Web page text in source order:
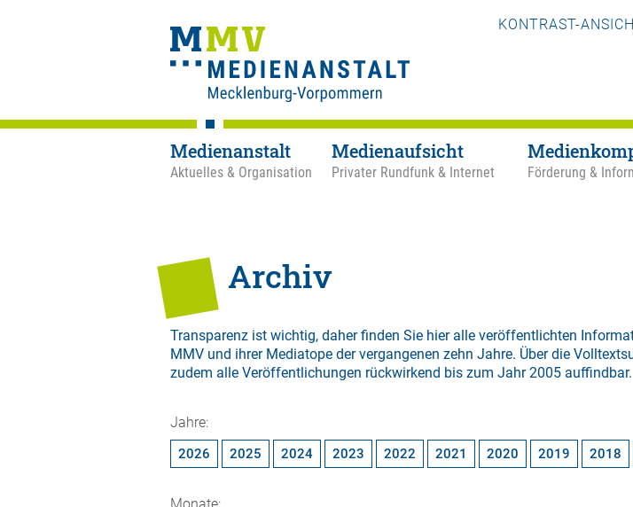
KONTRAST-
Medienanstalt
Aktuelles & Organisation
Medienaufsicht
Privater Rundfunk & Internet Förderung &
Archiv
Transparenz ist wichtig, daher finden Sie hier alle veröffentlichten
MMV und ihrer Mediatope der vergangenen zehn Jahre. Über die
zudem alle Veröffentlichungen rückwirkend bis zum Jahr 2005 auffindbar.
Jahre:
2026 2025 2024 2023 2022 2021 2020 2019 2018